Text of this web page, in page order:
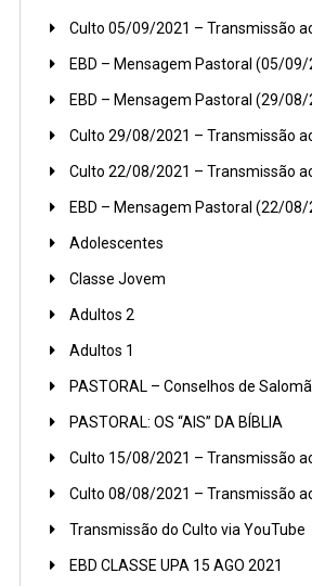
Culto 05/09/2021 – Transmissão
EBD – Mensagem Pastoral (05/
EBD – Mensagem Pastoral (29/
Culto 29/08/2021 – Transmissão
Culto 22/08/2021 – Transmissão
EBD – Mensagem Pastoral (22/
Adolescentes
Classe Jovem
Adultos 2
Adultos 1
PASTORAL – Conselhos de
PASTORAL: OS “AIS” DA BÍBLIA
Culto 15/08/2021 – Transmissão
Culto 08/08/2021 – Transmissão
Transmissão do Culto via YouTube
EBD CLASSE UPA 15 AGO 2021